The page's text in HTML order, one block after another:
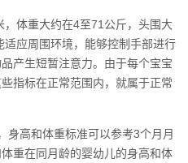
体重大约在4至71公斤，头围大
应周围环境，能够控制手部进行
产生短暂注意力。由于每个宝宝
指标在正常范围内，就属于正常
身高和体重标准可以参考3个月月
重在同月龄的婴幼儿的身高和体